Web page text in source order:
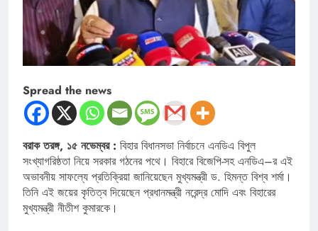
Spread the news
বরাক তরঙ্গ, ১৫ নভেম্বর : বিহার বিধানসভা নির্বাচনে এনডিএ বিপুল
সংখ্যাগরিষ্ঠতা নিয়ে সরকার গঠনের পথে। বিহারে বিজেপি-সহ এনডিএ–র এই
অভাবনীয় সাফল্যে প্রতিক্রিয়া জানিয়েছেন মুখ্যমন্ত্রী ড. হিমন্ত বিশ্ব শর্মা।
তিনি এই জয়ের কৃতিত্ব দিয়েছেন প্রধানমন্ত্রী নরেন্দ্র মোদি এবং বিহারের
মুখ্যমন্ত্রী নীতীশ কুমারকে।